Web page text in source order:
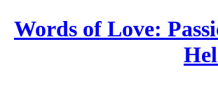
Words of Love: